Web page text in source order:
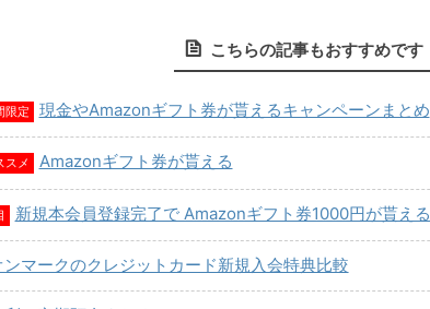
こちらの記事もおすすめです
限定 現金やAmazonギフト券が貰えるキャンペーンまとめ
スメ Amazonギフト券が貰える
新規本会員登録完了で Amazonギフト券1000円が貰える
ンマークのクレジットカード新規入会特典比較